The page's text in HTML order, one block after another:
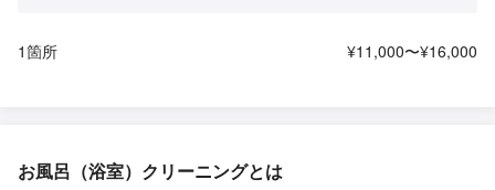
1箇所 ¥11,000〜¥16,000
お風呂（浴室）クリーニングとは